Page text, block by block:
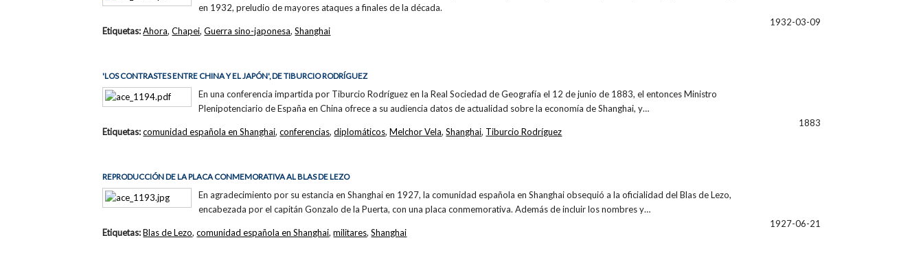
en 1932, preludio de mayores ataques a finales de la década.
1932-03-09
Etiquetas:Ahora,Chapei,Guerra sino-japonesa,Shanghai
'LOS CONTRASTES ENTRE CHINA Y EL JAPÓN', DE TIBURCIO RODRÍGUEZ
En una conferencia impartida por Tiburcio Rodríguez en la Real Sociedad de Geografía el 12 de junio de 1883, el entonces Ministro
Plenipotenciario de España en China ofrece a su audiencia datos de actualidad sobre la economía de Shanghai, y…
1883
Etiquetas:comunidad española en Shanghai,conferencias,diplomáticos,Melchor Vela,Shanghai, Tiburcio Rodríguez
REPRODUCCIÓN DE LA PLACA CONMEMORATIVA AL BLAS DE LEZO
En agradecimiento por su estancia en Shanghai en 1927, la comunidad española en Shanghai obsequió a la oficialidad del Blas de Lezo,
encabezada por el capitán Gonzalo de la Puerta, con una placa conmemorativa. Además de incluir los nombres y…
1927-06-21
Etiquetas:Blas de Lezo,comunidad española en Shanghai,militares,Shanghai